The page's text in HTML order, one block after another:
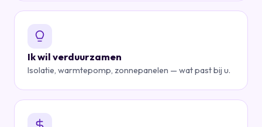
Ik wil verduurzamen
Isolatie, warmtepomp, zonnepanelen — wat past bij u.